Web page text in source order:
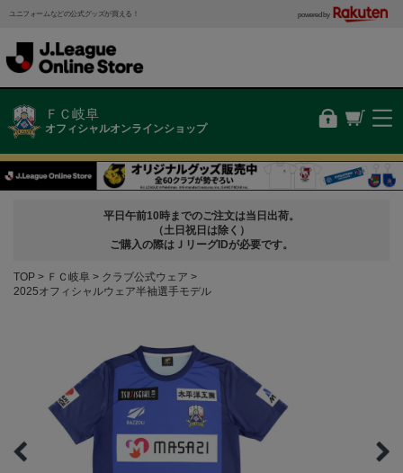
ユニフォームなどの公式グッズが買える！ powered by
ＦＣ岐阜
オフィシャルオンラインショップ
平日午前10時までのご注文は当日出荷。
（土日祝日は除く）
ご購入の際はＪリーグIDが必要です。
TOP ＦＣ岐阜
クラブ公式ウェア
2025オフィシャルウェア半袖選手モデル